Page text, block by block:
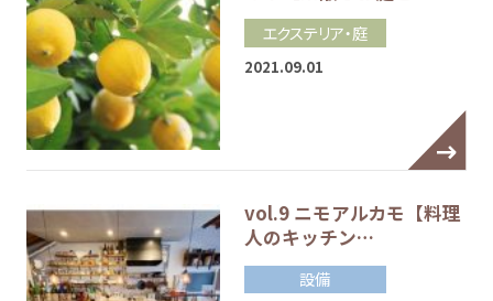
エクステリア・庭
2021.09.01
vol.9 ニモアルカモ【料理
人のキッチン…
設備